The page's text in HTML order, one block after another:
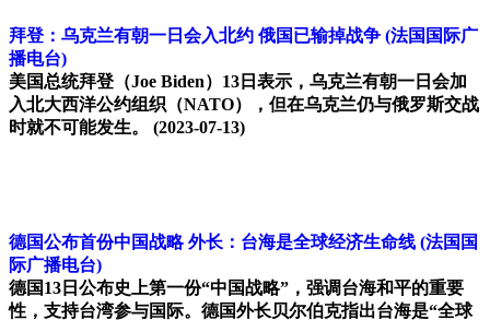
拜登：乌克兰有朝一日会入北约 俄国已输掉战争 (法国国际广
播电台)
美国总统拜登（Joe Biden）13日表示，乌克兰有朝一日会加
入北大西洋公约组织（NATO），但在乌克兰仍与俄罗斯交战
时就不可能发生。 (2023-07-13)
德国公布首份中国战略 外长：台海是全球经济生命线 (法国国
际广播电台)
德国13日公布史上第一份“中国战略”，强调台海和平的重要
性，支持台湾参与国际。德国外长贝尔伯克指出台海是“全球